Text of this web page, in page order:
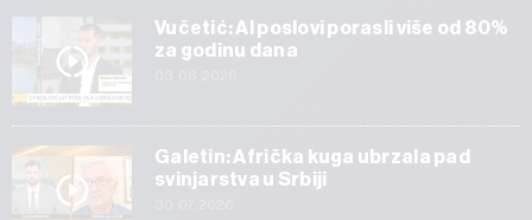
Vučetić: AI poslovi porasli više od 80%
za godinu dana
Galetin: Afrička kuga ubrzala pad
svinjarstva u Srbiji